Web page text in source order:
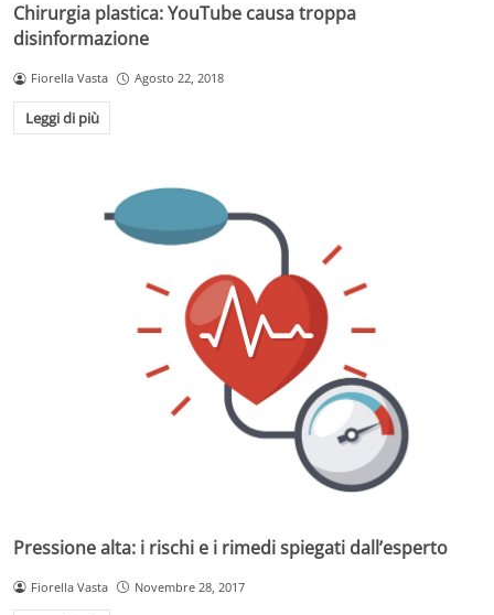
Chirurgia plastica: YouTube causa troppa
disinformazione
Fiorella Vasta Agosto 22, 2018
Leggi di più
Pressione alta: i rischi e i rimedi spiegati dall’esperto
Fiorella Vasta Novembre 28, 2017